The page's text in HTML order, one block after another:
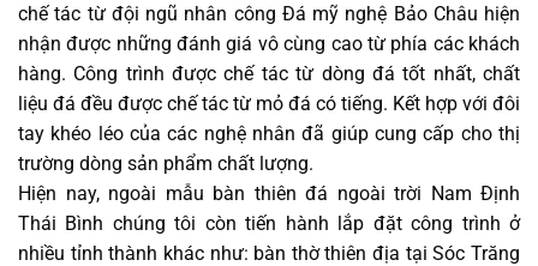
chế tác từ đội ngũ nhân công Đá mỹ nghệ Bảo Châu hiện
nhận được những đánh giá vô cùng cao từ phía các khách
hàng. Công trình được chế tác từ dòng đá tốt nhất, chất
liệu đá đều được chế tác từ mỏ đá có tiếng. Kết hợp với đôi
tay khéo léo của các nghệ nhân đã giúp cung cấp cho thị
trường dòng sản phẩm chất lượng.
Hiện nay, ngoài mẫu bàn thiên đá ngoài trời Nam Định
Thái Bình chúng tôi còn tiến hành lắp đặt công trình ở
nhiều tỉnh thành khác như: bàn thờ thiên địa tại Sóc Trăng